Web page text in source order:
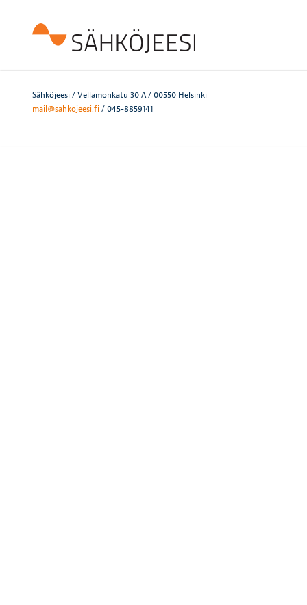
Sähköjeesi / Vellamonkatu 30 A / 00550 Helsinki
mail@sahkojeesi.fi/ 045-8859141